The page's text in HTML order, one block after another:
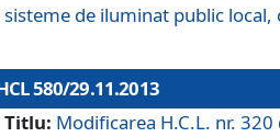
sisteme de iluminat public
580/29.11.2013
Titlu: Modificarea H.C.L. nr.